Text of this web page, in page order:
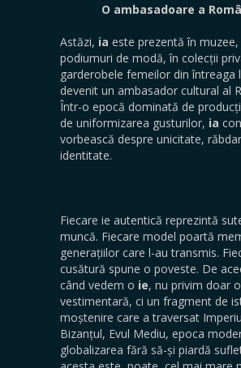
O ambasadoare a
Astăzi, ia este prezentă în muzee,
podiumuri de modă, în colecții
garderobele femeilor din întreaga
devenit un ambasador cultural al
Într-o epocă dominată de
de uniformizarea gusturilor, ia
vorbească despre unicitate,
identitate.
Fiecare ie autentică reprezintă
muncă. Fiecare model poartă
generațiilor care l-au transmis.
cusătură spune o poveste. De
când vedem o ie, nu privim doar
vestimentară, ci un fragment de
moștenire care a traversat
Bizanțul, Evul Mediu, epoca
globalizarea fără să-și piardă